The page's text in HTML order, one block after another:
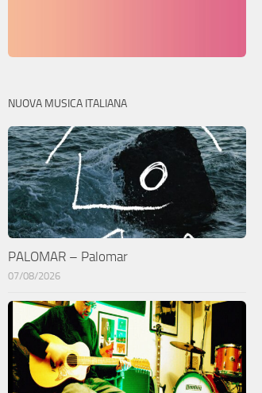
NUOVA MUSICA ITALIANA
PALOMAR – Palomar
07/08/2026